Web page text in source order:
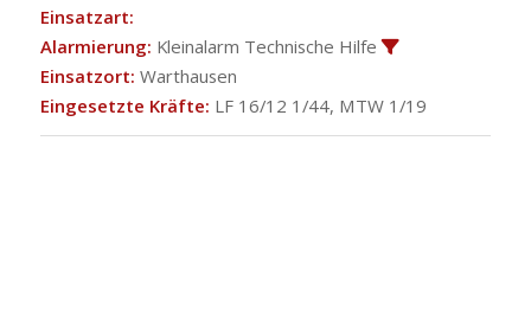
Einsatzart:
Alarmierung: Kleinalarm Technische Hilfe
Einsatzort: Warthausen
Eingesetzte Kräfte: LF 16/12 1/44, MTW 1/19